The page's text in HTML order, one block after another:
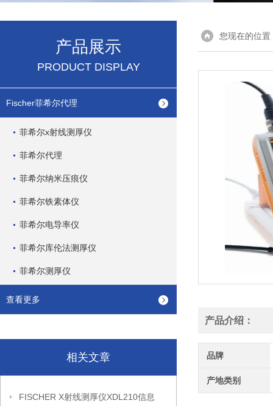
产品展示
PRODUCT DISPLAY
Fischer菲希尔代理
菲希尔x射线测厚仪
菲希尔代理
菲希尔纳米压痕仪
菲希尔铁素体仪
菲希尔电导率仪
菲希尔库伦法测厚仪
菲希尔测厚仪
查看更多
相关文章
FISCHER X射线测厚仪XDL210信息
您现在的位置
产品介绍：
品牌
产地类别